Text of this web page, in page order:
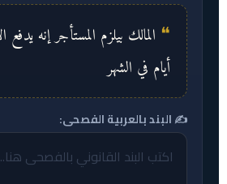
أيام في الشهر
✍️ البند بالعربية الفصحى: